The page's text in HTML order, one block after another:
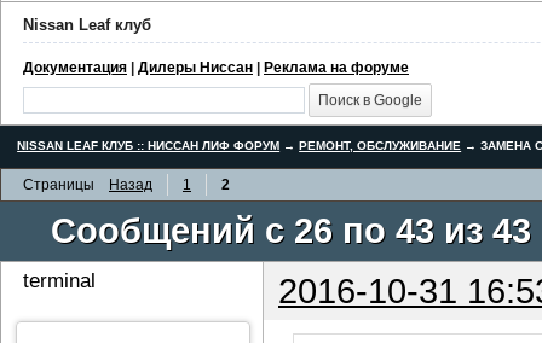
Nissan Leaf клуб
Документация | Дилеры Ниссан | Реклама на форуме
NISSAN LEAF КЛУБ :: НИССАН ЛИФ ФОРУМ → РЕМОНТ, ОБСЛУЖИВАНИЕ →ЗАМЕНА
Страницы Назад 1 2
Сообщений с 26 по 43 из 43
terminal 2016-10-31